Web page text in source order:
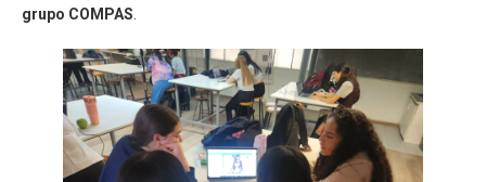
grupo COMPAS